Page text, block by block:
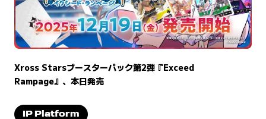
Xross Starsブースターパック第2弾『Exceed
Rampage』、本日発売
IP Platform